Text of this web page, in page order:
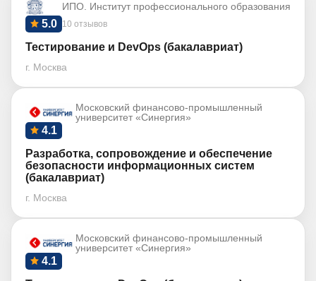
ИПО. Институт профессионального образования
10 отзывов
5.0
Тестирование и DevOps (бакалавриат)
г. Москва
Московский финансово-промышленный
университет «Синергия»
4.1
Разработка, сопровождение и обеспечение
безопасности информационных систем
(бакалавриат)
г. Москва
Московский финансово-промышленный
университет «Синергия»
4.1